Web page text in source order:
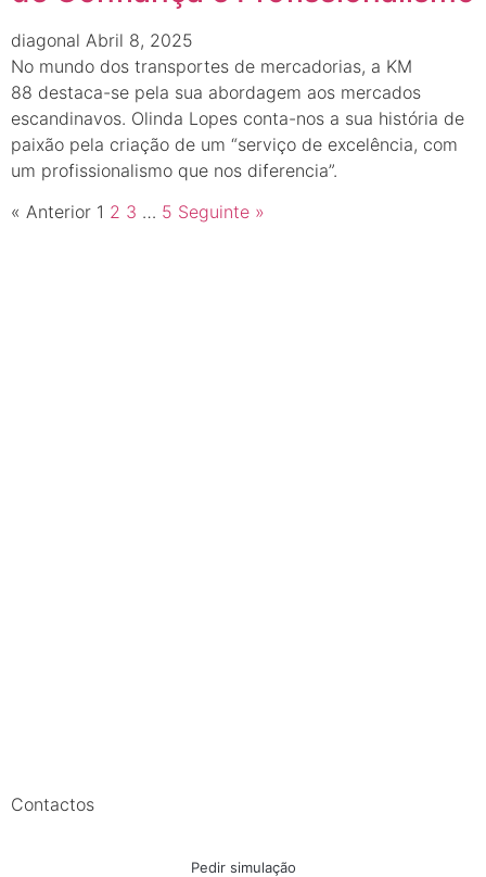
diagonal Abril 8, 2025
No mundo dos transportes de mercadorias, a KM
88 destaca-se pela sua abordagem aos mercados
escandinavos. Olinda Lopes conta-nos a sua história de
paixão pela criação de um “serviço de excelência, com
um profissionalismo que nos diferencia”.
« Anterior 1 2 3 … 5 Seguinte »
Contactos
Pedir simulação